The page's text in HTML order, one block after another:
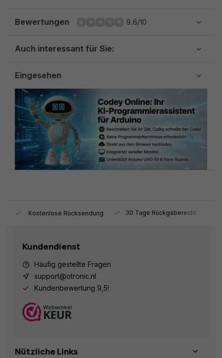
Bewertungen 9.6/10
Auch interessant für Sie:
Eingesehen
Kostenlose Rücksendung 30 Tage Rückgaberecht
Kundendienst
Häufig gestellte Fragen
support@otronic.nl
Kundenbewertung 9,5!
Nützliche Links